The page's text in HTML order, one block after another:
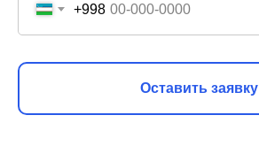
+998
Оставить заявку